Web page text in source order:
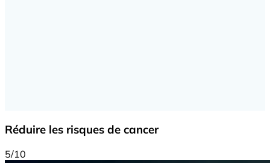
Réduire les risques de cancer
5/10